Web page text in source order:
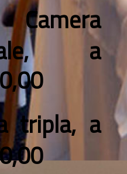
a
tripla, a